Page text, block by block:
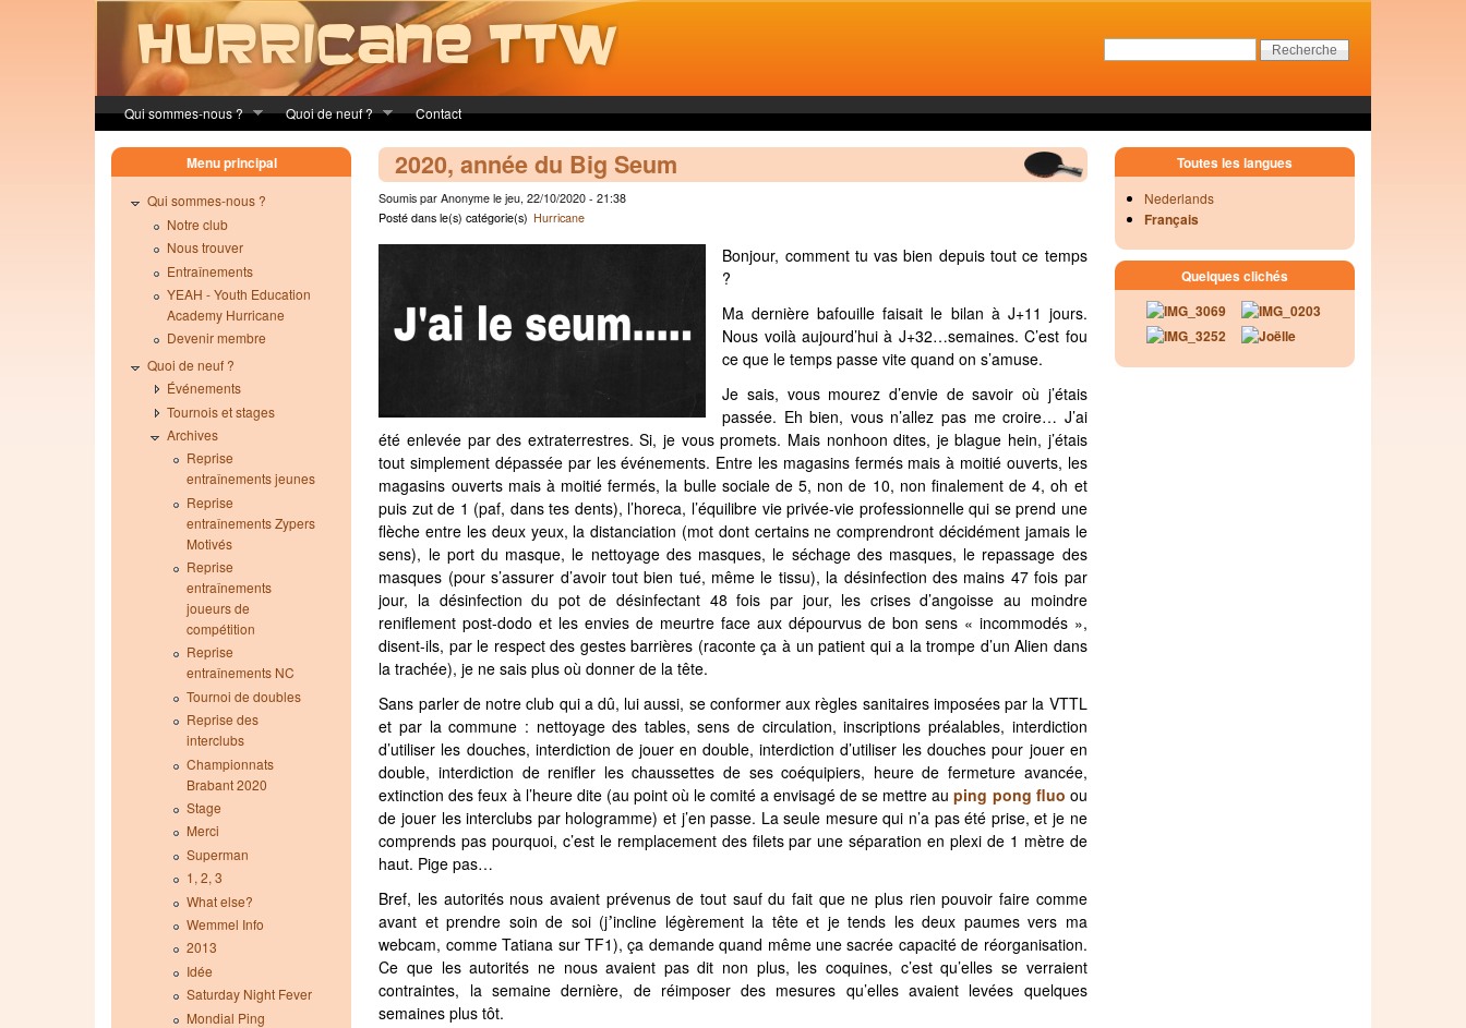
Qui sommes-nous ? Quoi de neuf ? Contact
2020, année du Big Seum
Soumis par Anonyme le jeu, 22/10/2020 - 21:38
Posté dans le(s) catégorie(s) Hurricane
Bonjour, comment tu vas bien depuis tout ce temps
?
Ma dernière bafouille faisait le bilan à J+11 jours.
Nous voilà aujourd’hui à J+32…semaines. C’est fou
ce que le temps passe vite quand on s’amuse.
Je sais, vous mourez d’envie de savoir où j’étais
passée. Eh bien, vous n’allez pas me croire… J’ai
été enlevée par des extraterrestres. Si, je vous promets. Mais nonhoon dites, je blague hein, j’étais
tout simplement dépassée par les événements. Entre les magasins fermés mais à moitié ouverts, les
magasins ouverts mais à moitié fermés, la bulle sociale de 5, non de 10, non finalement de 4, oh et
puis zut de 1 (paf, dans tes dents), l’horeca, l’équilibre vie privée-vie professionnelle qui se prend une
flèche entre les deux yeux, la distanciation (mot dont certains ne comprendront décidément jamais le
sens), le port du masque, le nettoyage des masques, le séchage des masques, le repassage des
masques (pour s’assurer d’avoir tout bien tué, même le tissu), la désinfection des mains 47 fois par
jour, la désinfection du pot de désinfectant 48 fois par jour, les crises d’angoisse au moindre
reniflement post-dodo et les envies de meurtre face aux dépourvus de bon sens « incommodés »,
disent-ils, par le respect des gestes barrières (raconte ça à un patient qui a la trompe d’un Alien dans
la trachée), je ne sais plus où donner de la tête.
Sans parler de notre club qui a dû, lui aussi, se conformer aux règles sanitaires imposées par la VTTL
et par la commune : nettoyage des tables, sens de circulation, inscriptions préalables, interdiction
d’utiliser les douches, interdiction de jouer en double, interdiction d’utiliser les douches pour jouer en
double, interdiction de renifler les chaussettes de ses coéquipiers, heure de fermeture avancée,
extinction des feux à l’heure dite (au point où le comité a envisagé de se mettre auping pong fluo ou
de jouer les interclubs par hologramme) et j’en passe. La seule mesure qui n’a pas été prise, et je ne
comprends pas pourquoi, c’est le remplacement des filets par une séparation en plexi de 1 mètre de
haut. Pige pas…
Bref, les autorités nous avaient prévenus de tout sauf du fait que ne plus rien pouvoir faire comme
avant et prendre soin de soi (j’incline légèrement la tête et je tends les deux paumes vers ma
webcam, comme Tatiana sur TF1), ça demande quand même une sacrée capacité de réorganisation.
Ce que les autorités ne nous avaient pas dit non plus, les coquines, c’est qu’elles se verraient
contraintes, la semaine dernière, de réimposer des mesures qu’elles avaient levées quelques
semaines plus tôt.
Menu principal
Qui sommes-nous ?
Notre club
Nous trouver
Entraînements
YEAH - Youth Education
Academy Hurricane
Devenir membre
Quoi de neuf ?
Événements
Tournois et stages
Archives
Reprise
entraînements jeunes
Reprise
entraînements Zypers
Motivés
Reprise
entraînements
joueurs de
compétition
Reprise
entraînements NC
Tournoi de doubles
Reprise des
interclubs
Championnats
Brabant 2020
Stage
Merci
Superman
1, 2, 3
What else?
Wemmel Info
2013
Idée
Saturday Night Fever
Mondial Ping
Toutes les langues
Nederlands
Français
Quelques clichés